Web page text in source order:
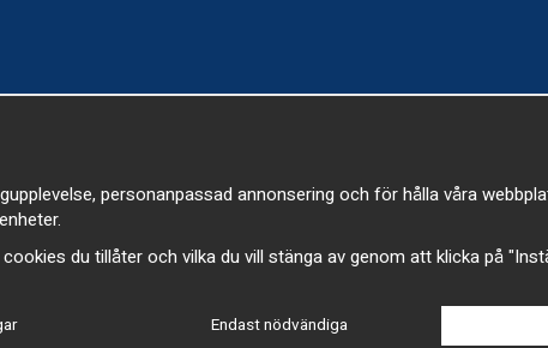
personanpassad annonsering och för hålla våra
du tillåter och vilka du vill stänga av genom att klicka på
Endast nödvändiga